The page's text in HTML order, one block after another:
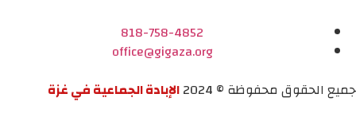
818-758-4852
office@gigaza.org
جميع الحقوق محفوظة © 2024
الإبادة الجماعية في غزة